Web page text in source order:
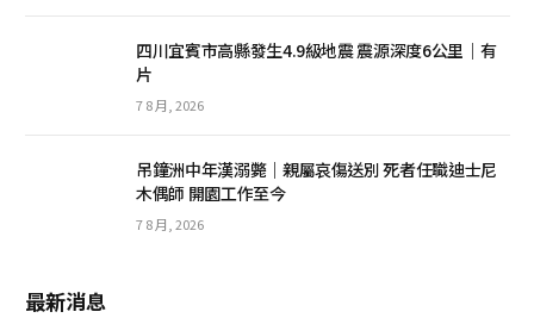
四川宜賓市高縣發生4.9級地震 震源深度6公里｜有
片
7 8 月, 2026
吊鐘洲中年漢溺斃｜親屬哀傷送別 死者任職迪士尼
木偶師 開園工作至今
7 8 月, 2026
最新消息